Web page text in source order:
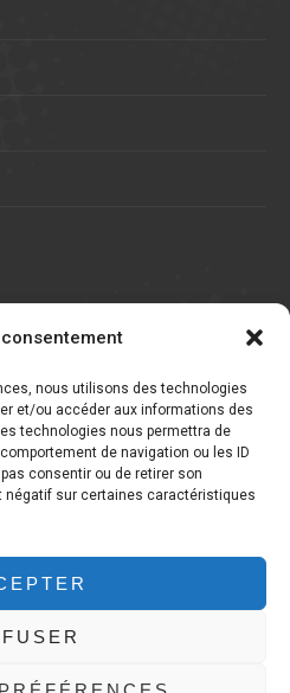
nous utilisons des technologies
et/ou accéder aux informations des
technologies nous permettra de
de navigation ou les ID
consentir ou de retirer son
négatif sur certaines caractéristiques
METZ